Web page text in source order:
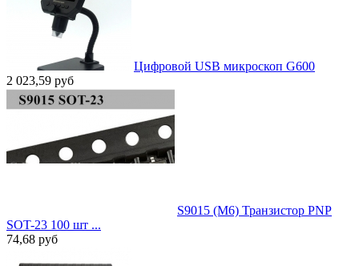
Цифровой USB микроскоп G600
2 023,59 руб
S9015 (M6) Транзистор PNP
SOT-23 100 шт ...
74,68 руб